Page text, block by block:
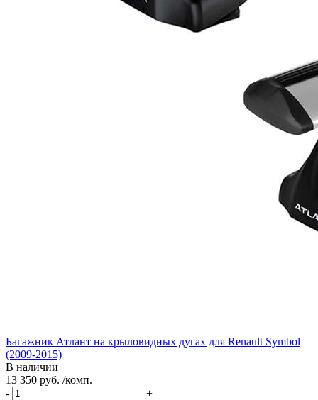
Багажник Атлант на крыловидных дугах для Renault Symbol
(2009-2015)
В наличии
13 350 руб. /комп.
-
+